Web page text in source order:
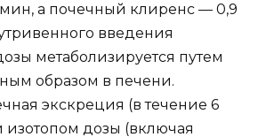
мин, а почечный клиренс — 0,9
введения
метаболизируется путем
образом в печени.
экскреция (в течение 6
дозы (включая